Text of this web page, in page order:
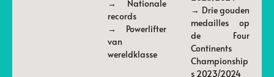
→ Nationale
records
→ Powerlifter
van
wereldklasse
→ Drie gouden
medailles op
de Four
Continents
Championship
s 2023/2024